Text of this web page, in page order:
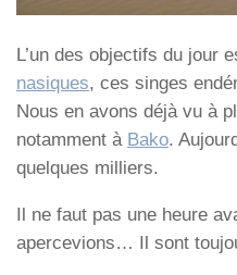
L’un des objectifs du jour
nasiques, ces singes
Nous en avons déjà vu à
notamment à Bako.
quelques milliers.
Il ne faut pas une heure
apercevions… Il sont